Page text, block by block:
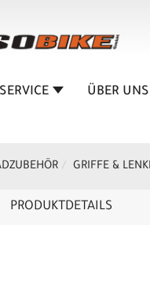
SERVICE ÜBER UNS
GRIFFE &
PRODUKTDETAILS